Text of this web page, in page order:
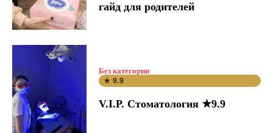
гайд для родителей
Без категории
★ 9.9
V.I.P. Стоматология ★9.9